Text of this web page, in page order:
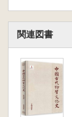
法文化发展
全书内容以
以中国古代
其对各个时
载、出土实
纸以及魏晋
関連図書